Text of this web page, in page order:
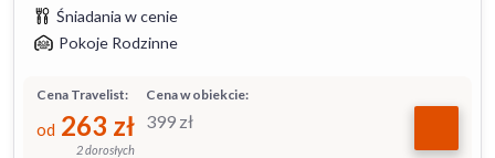
Śniadania w cenie
Pokoje Rodzinne
Cena w obiekcie:
399 zł
Cena Travelist:
od 263 zł
2 dorosłych